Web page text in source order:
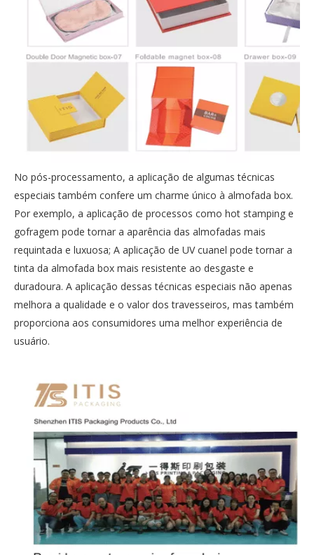
No pós-processamento, a aplicação de algumas técnicas
especiais também confere um charme único à almofada box.
Por exemplo, a aplicação de processos como hot stamping e
gofragem pode tornar a aparência das almofadas mais
requintada e luxuosa; A aplicação de UV cuanel pode tornar a
tinta da almofada box mais resistente ao desgaste e
duradoura. A aplicação dessas técnicas especiais não apenas
melhora a qualidade e o valor dos travesseiros, mas também
proporciona aos consumidores uma melhor experiência de
usuário.